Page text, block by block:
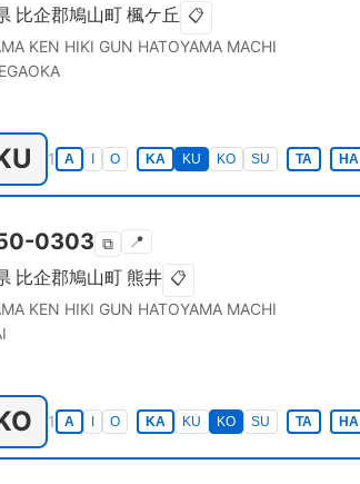
比企郡鳩山町 楓ケ丘 📋
KEN HIKI GUN HATOYAMA MACHI
1 A O KA KU KO SU TA HA
0303 ⧉ 📍
比企郡鳩山町 熊井 📋
KEN HIKI GUN HATOYAMA MACHI
1 A O KA KU KO SU TA HA